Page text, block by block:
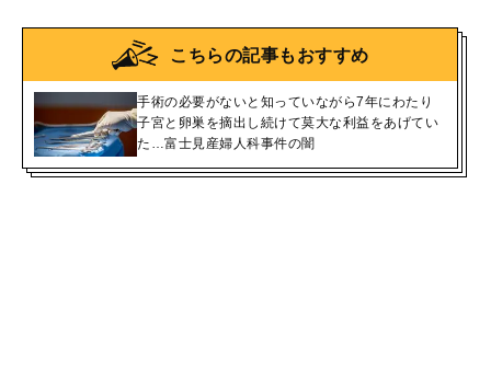
こちらの記事もおすすめ
手術の必要がないと知っていながら7年にわたり
子宮と卵巣を摘出し続けて莫大な利益をあげてい
た…富士見産婦人科事件の闇